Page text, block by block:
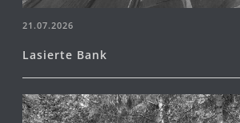
21.07.2026
Lasierte Bank